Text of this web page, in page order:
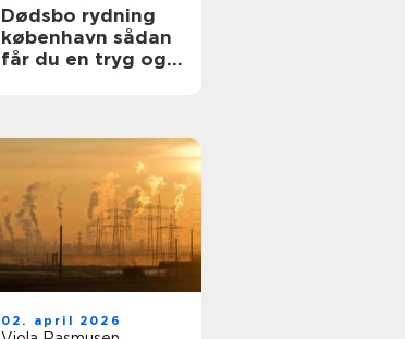
Dødsbo rydning
københavn sådan
får du en tryg og
02. april 2026